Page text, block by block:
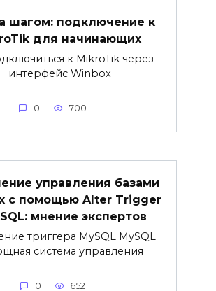
шагом: подключение к
для начинающих
к MikroTik через
интерфейс Winbox
0 700
управления базами
с помощью Alter Trigger
мнение экспертов
триггера MySQL MySQL
система управления
0 652